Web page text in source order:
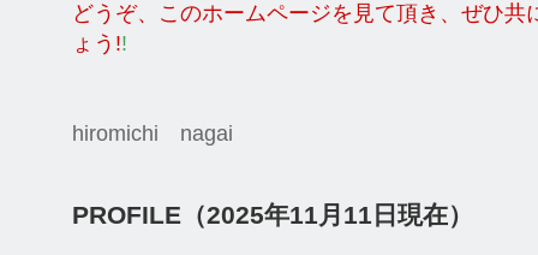
どうぞ、このホームページを見て頂き、ぜひ
ょう!!
hiromichi nagai
PROFILE（2025年11月11日現在）